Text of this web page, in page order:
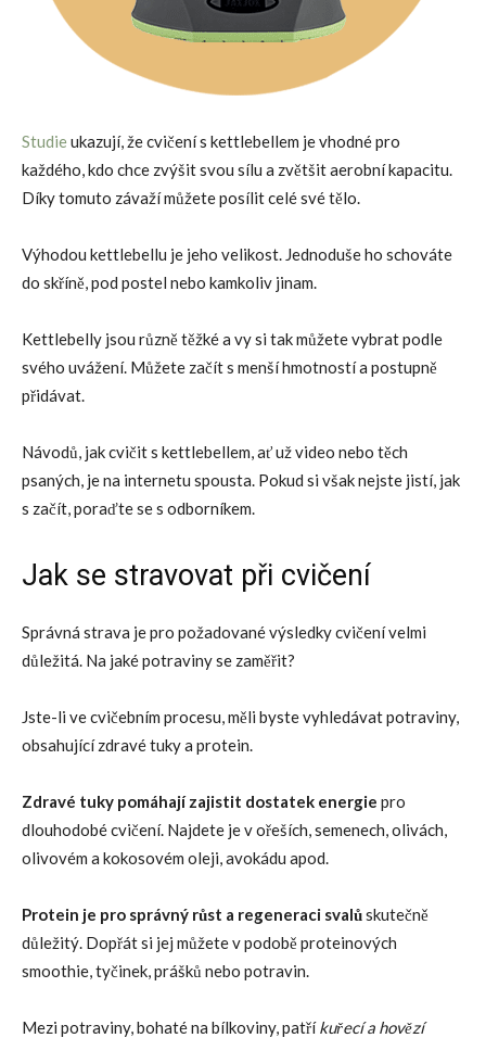
Studieukazují, že cvičení s kettlebellem je vhodné pro
každého, kdo chce zvýšit svou sílu a zvětšit aerobní kapacitu.
Díky tomuto závaží můžete posílit celé své tělo.
Výhodou kettlebellu je jeho velikost. Jednoduše ho schováte
do skříně, pod postel nebo kamkoliv jinam.
Kettlebelly jsou různě těžké a vy si tak můžete vybrat podle
svého uvážení. Můžete začít s menší hmotností a postupně
přidávat.
Návodů, jak cvičit s kettlebellem, ať už video nebo těch
psaných, je na internetu spousta. Pokud si však nejste jistí, jak
s začít, poraďte se s odborníkem.
Jak se stravovat při cvičení
Správná strava je pro požadované výsledky cvičení velmi
důležitá. Na jaké potraviny se zaměřit?
Jste-li ve cvičebním procesu, měli byste vyhledávat potraviny,
obsahující zdravé tuky a protein.
Zdravé tuky pomáhají zajistit dostatek energie pro
dlouhodobé cvičení. Najdete je v ořeších, semenech, olivách,
olivovém a kokosovém oleji, avokádu apod.
Protein je pro správný růst a regeneraci svalůskutečně
důležitý. Dopřát si jej můžete v podobě proteinových
smoothie, tyčinek, prášků nebo potravin.
Mezi potraviny, bohaté na bílkoviny, patříkuřecí a hovězí